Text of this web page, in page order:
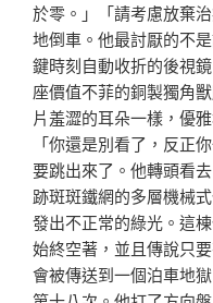
於零。」「請考慮放棄
地倒車。他最討厭的不
鍵時刻自動收折的後視
座價值不菲的銅製獨角
片羞澀的耳朵一樣，優
「你還是別看了，反正
要跳出來了。他轉頭看
跡斑斑鐵網的多層機械
發出不正常的綠光。這
始終空著，並且傳說只
會被傳送到一個泊車地